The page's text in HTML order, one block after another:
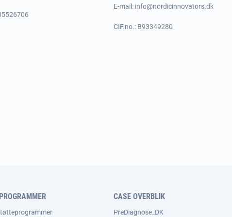
E-mail: info@nordicinnovators.dk
CIF.no.: B93349280
CASE OVERBLIK
PreDiagnose_DK